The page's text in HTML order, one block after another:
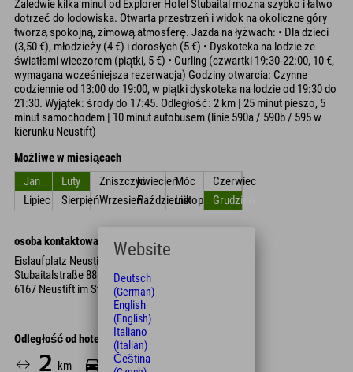
Zaledwie kilka minut od Explorer Hotel Stubaital można szybko i łatwo
dotrzeć do lodowiska. Otwarta przestrzeń i widok na okoliczne góry
tworzą spokojną, zimową atmosferę. Jazda na łyżwach: • Dla dzieci
(3,50 €), młodzieży (4 €) i dorosłych (5 €) • Dyskoteka na lodzie ze
światłami wieczorem (piątki, 5 €) • Curling (czwartki 19:30-22:00, 10 €,
wymagana wcześniejsza rezerwacja) Godziny otwarcia: Czynne
codziennie od 13:00 do 19:00, w piątki dyskoteka na lodzie od 19:30 do
21:30. Wyjątek: środy do 17:45. Odległość: 2 km | 25 minut pieszo, 5
minut samochodem | 10 minut autobusem (linie 590a / 590b / 595 w
kierunku Neustift)
Możliwe w miesiącach
Jan
Luty ZniszczyćkwiecieńMóc
Czerwiec
Lipiec
SierpieńWrzesieńPaździernikListopadGrudzień
osoba kontaktowa
Eislaufplatz Neustift
Stubaitalstraße 88
6167 Neustift im Stubaital
Odległość od hotelu
2 km 5 Min.
Website
Deutsch
(German)
English
(English)
Italiano
(Italian)
Čeština